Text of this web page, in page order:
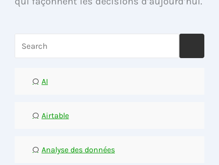
AI
Airtable
Analyse des données